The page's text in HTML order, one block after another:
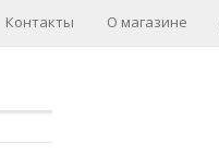
Контакты О магазине